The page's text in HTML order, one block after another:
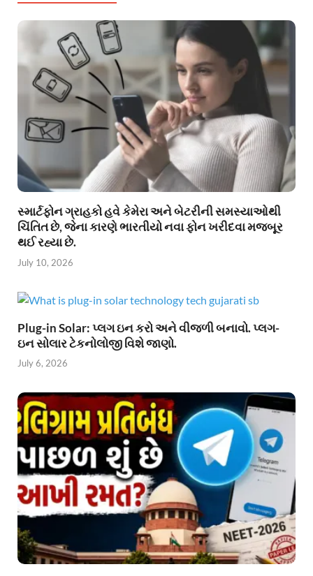
સ્માર્ટફોન ગ્રાહકો હવે કેમેરા અને બેટરીની સમસ્યાઓથી
ચિંતિત છે, જેના કારણે ભારતીયો નવા ફોન ખરીદવા મજબૂર
થઈ રહ્યા છે.
July 10, 2026
Plug-in Solar: પ્લગ ઇન કરો અને વીજળી બનાવો. પ્લગ-
ઇન સોલાર ટેકનોલોજી વિશે જાણો.
July 6, 2026